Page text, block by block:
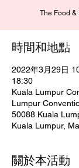
The Food &
時間和地點
2022年3月29日
18:30
Kuala Lumpur
Lumpur
50088 Kuala
Kuala Lumpur,
關於本活動